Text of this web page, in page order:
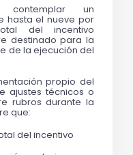
contemplar un
hasta el nueve por
del incentivo
destinado para la
de la ejecución del
propio del
ajustes técnicos o
rubros durante la
que:
del incentivo